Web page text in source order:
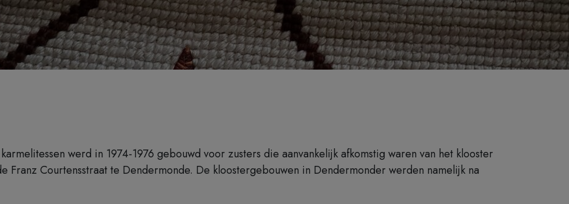
werd in 1974-1976 gebouwd voor zusters die aanvankelijk afkomstig waren van het klooster
Franz Courtensstraat te Dendermonde. De kloostergebouwen in Dendermonder werden namelijk na